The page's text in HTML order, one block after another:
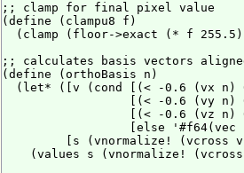
;; clamp for final pixel value
(define (clampu8 f)
(clamp (floor->exact (* f
;; calculates basis vectors
(define (orthoBasis n)
(let* ([v (cond [(< -0.6 (vx n)
[(< -0.6 (vy n)
[(< -0.6 (vz n)
[else '#f64(vec
[s (vnormalize! (vcross
(values s (vnormalize!